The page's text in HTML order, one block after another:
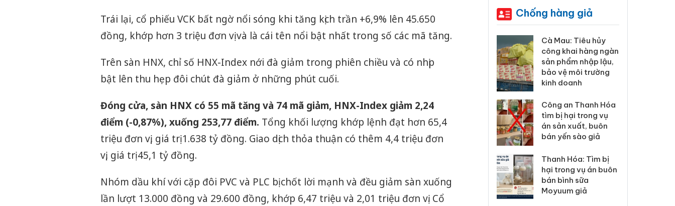
Trái lại, cổ phiếu VCK bất ngờ nổi sóng khi tăng kịch trần +6,9% lên 45.650
đồng, khớp hơn 3 triệu đơn vị và là cái tên nổi bật nhất trong số các mã tăng.
Trên sàn HNX, chỉ số HNX-Index nới đà giảm trong phiên chiều và có nhịp
bật lên thu hẹp đôi chút đà giảm ở những phút cuối.
Đóng cửa, sàn HNX có 55 mã tăng và 74 mã giảm, HNX-Index giảm 2,24
điểm (-0,87%), xuống 253,77 điểm. Tổng khối lượng khớp lệnh đạt hơn 65,4
triệu đơn vị, giá trị 1.638 tỷ đồng. Giao dịch thỏa thuận có thêm 4,4 triệu đơn
vị, giá trị 45,1 tỷ đồng.
Nhóm dầu khí với cặp đôi PVC và PLC bị chốt lời mạnh và đều giảm sàn xuống
lần lượt 13.000 đồng và 29.600 đồng, khớp 6,47 triệu và 2,01 triệu đơn vị. Cổ
Chống hàng giả
Cà Mau: Tiêu hủy
sản phẩm nhập lậu,
Công an Thanh Hóa
án sản xuất, buôn
bán yến sào giả
bán bình sữa
Moyuum giả
Khẩn trương xác
minh, xử lý sản phẩm
Slimaura Care x3 sử
dụng giấy phép giả
mạo
Lào Cai xử lý 83 vụ vi
phạm thương mại
trong tháng 7
Hưng Yên: Xử lý 6 hộ
kinh doanh bán hàng
giả mạo nhãn hiệu
Adidas, Nike